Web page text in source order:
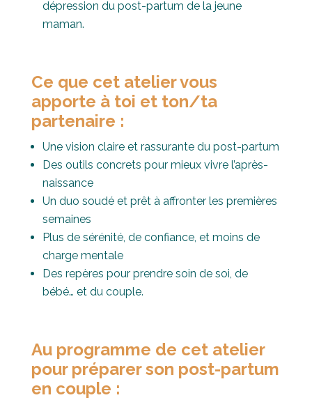
dépression du post-partum de la jeune
maman.
Ce que cet atelier vous
apporte à toi et ton/ta
partenaire :
Une vision claire et rassurante du post-partum
Des outils concrets pour mieux vivre l’après-
naissance
Un duo soudé et prêt à affronter les premières
semaines
Plus de sérénité, de confiance, et moins de
charge mentale
Des repères pour prendre soin de soi, de
bébé… et du couple.
Au programme de cet atelier
pour préparer son post-partum
en couple :